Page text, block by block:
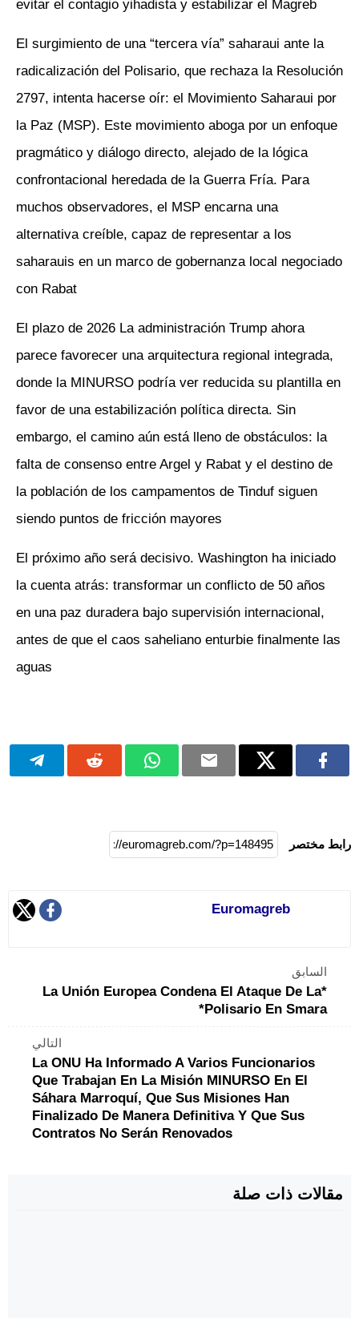
evitar el contagio yihadista y estabilizar el Magreb
El surgimiento de una “tercera vía” saharaui ante la
radicalización del Polisario, que rechaza la Resolución
2797, intenta hacerse oír: el Movimiento Saharaui por
la Paz (MSP). Este movimiento aboga por un enfoque
pragmático y diálogo directo, alejado de la lógica
confrontacional heredada de la Guerra Fría. Para
muchos observadores, el MSP encarna una
alternativa creíble, capaz de representar a los
saharauis en un marco de gobernanza local negociado
con Rabat
El plazo de 2026 La administración Trump ahora
parece favorecer una arquitectura regional integrada,
donde la MINURSO podría ver reducida su plantilla en
favor de una estabilización política directa. Sin
embargo, el camino aún está lleno de obstáculos: la
falta de consenso entre Argel y Rabat y el destino de
la población de los campamentos de Tinduf siguen
siendo puntos de fricción mayores
El próximo año será decisivo. Washington ha iniciado
la cuenta atrás: transformar un conflicto de 50 años
en una paz duradera bajo supervisión internacional,
antes de que el caos saheliano enturbie finalmente las
aguas
رابط مختصر
Euromagreb
السابق
*La Unión Europea Condena El Ataque De La
Polisario En Smara*
التالي
La ONU Ha Informado A Varios Funcionarios
Que Trabajan En La Misión MINURSO En El
Sáhara Marroquí, Que Sus Misiones Han
Finalizado De Manera Definitiva Y Que Sus
Contratos No Serán Renovados
مقالات ذات صلة